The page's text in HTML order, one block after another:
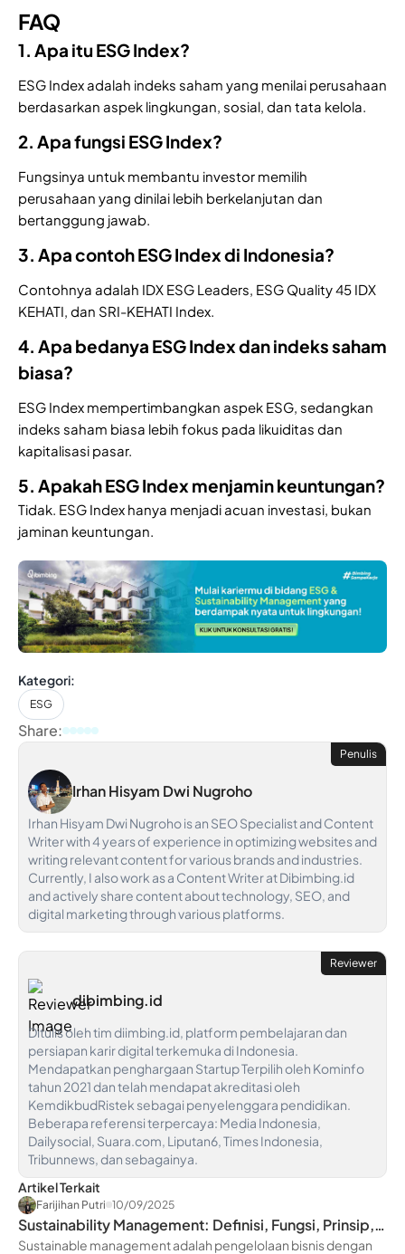
FAQ
1. Apa itu ESG Index?
ESG Index adalah indeks saham yang menilai perusahaan
berdasarkan aspek lingkungan, sosial, dan tata kelola.
2. Apa fungsi ESG Index?
Fungsinya untuk membantu investor memilih
perusahaan yang dinilai lebih berkelanjutan dan
bertanggung jawab.
3. Apa contoh ESG Index di Indonesia?
Contohnya adalah IDX ESG Leaders, ESG Quality 45 IDX
KEHATI, dan SRI-KEHATI Index.
4. Apa bedanya ESG Index dan indeks saham
biasa?
ESG Index mempertimbangkan aspek ESG, sedangkan
indeks saham biasa lebih fokus pada likuiditas dan
kapitalisasi pasar.
5. Apakah ESG Index menjamin keuntungan?
Tidak. ESG Index hanya menjadi acuan investasi, bukan
jaminan keuntungan.
Kategori:
ESG
Share:
Penulis
Irhan Hisyam Dwi Nugroho
Irhan Hisyam Dwi Nugroho is an SEO Specialist and Content
Writer with 4 years of experience in optimizing websites and
writing relevant content for various brands and industries.
Currently, I also work as a Content Writer at Dibimbing.id
and actively share content about technology, SEO, and
digital marketing through various platforms.
Reviewer
dibimbing.id
Ditulis oleh tim diimbing.id, platform pembelajaran dan
persiapan karir digital terkemuka di Indonesia.
Mendapatkan penghargaan Startup Terpilih oleh Kominfo
tahun 2021 dan telah mendapat akreditasi oleh
KemdikbudRistek sebagai penyelenggara pendidikan.
Beberapa referensi terpercaya: Media Indonesia,
Dailysocial, Suara.com, Liputan6, Times Indonesia,
Tribunnews, dan sebagainya.
Artikel Terkait
Farijihan Putri 10/09/2025
Sustainability Management: Definisi, Fungsi, Prinsip,
hingga Strategi
Sustainable management adalah pengelolaan bisnis dengan